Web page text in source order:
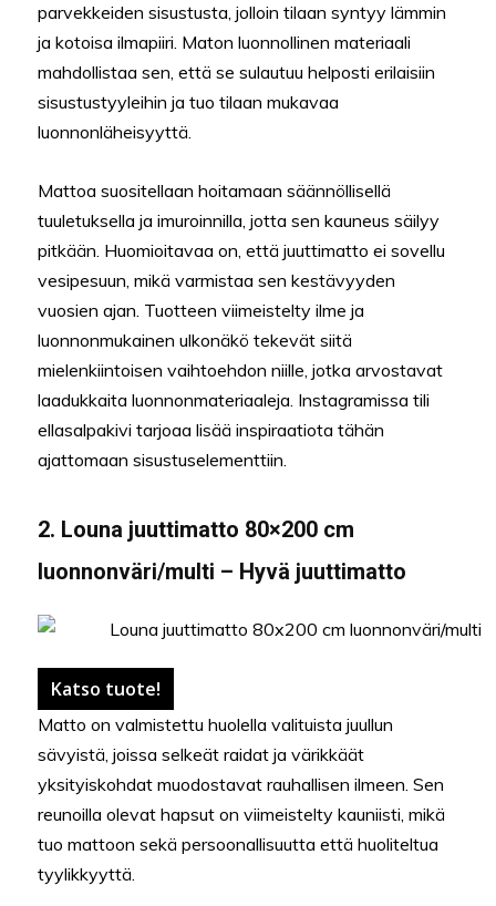
parvekkeiden sisustusta, jolloin tilaan syntyy lämmin
ja kotoisa ilmapiiri. Maton luonnollinen materiaali
mahdollistaa sen, että se sulautuu helposti erilaisiin
sisustustyyleihin ja tuo tilaan mukavaa
luonnonläheisyyttä.
Mattoa suositellaan hoitamaan säännöllisellä
tuuletuksella ja imuroinnilla, jotta sen kauneus säilyy
pitkään. Huomioitavaa on, että juuttimatto ei sovellu
vesipesuun, mikä varmistaa sen kestävyyden
vuosien ajan. Tuotteen viimeistelty ilme ja
luonnonmukainen ulkonäkö tekevät siitä
mielenkiintoisen vaihtoehdon niille, jotka arvostavat
laadukkaita luonnonmateriaaleja. Instagramissa tili
ellasalpakivi tarjoaa lisää inspiraatiota tähän
ajattomaan sisustuselementtiin.
2. Louna juuttimatto 80×200 cm
luonnonväri/multi – Hyvä juuttimatto
Katso tuote!
Matto on valmistettu huolella valituista juullun
sävyistä, joissa selkeät raidat ja värikkäät
yksityiskohdat muodostavat rauhallisen ilmeen. Sen
reunoilla olevat hapsut on viimeistelty kauniisti, mikä
tuo mattoon sekä persoonallisuutta että huoliteltua
tyylikkyyttä.